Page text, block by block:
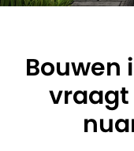
Bouwen